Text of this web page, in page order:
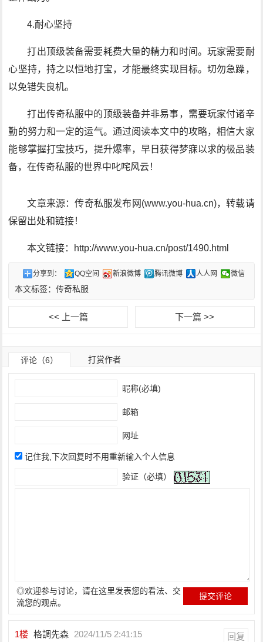
4.耐心坚持
打出顶级装备需要耗费大量的精力和时间。玩家需要耐
心坚持，持之以恒地打宝，才能最终实现目标。切勿急躁，
以免错失良机。
打出传奇私服中的顶级装备并非易事，需要玩家付诸辛
勤的努力和一定的运气。通过阅读本文中的攻略，相信大家
能够掌握打宝技巧，提升爆率，早日获得梦寐以求的极品装
备，在传奇私服的世界中叱咤风云！
文章来源：传奇私服发布网(www.you-hua.cn)，转载请
保留出处和链接！
本文链接：http://www.you-hua.cn/post/1490.html
分享到： QQ空间 新浪微博 腾讯微博 人人网 微信
本文标签：传奇私服
<< 上一篇 下一篇 >>
评论（6） 打赏作者
昵称(必填)
邮箱
网址
记住我,下次回复时不用重新输入个人信息
验证（必填）
◎欢迎参与讨论，请在这里发表您的看法、交
流您的观点。
1楼 格調先森 2024/11/5 2:41:15 回复